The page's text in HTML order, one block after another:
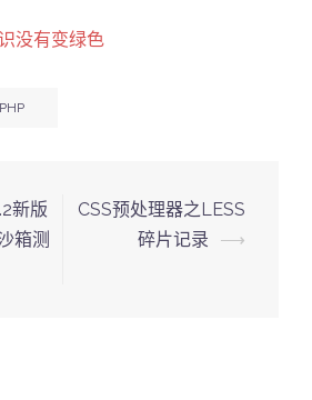
没有变绿色
PHP
新版
箱测
CSS预处理器之LESS
碎片记录
⟶